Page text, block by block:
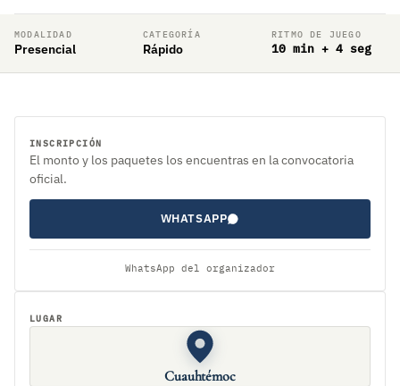
MODALIDAD
Presencial
CATEGORÍA
Rápido
RITMO DE JUEGO
10 min + 4 seg
INSCRIPCIÓN
El monto y los paquetes los encuentras en la convocatoria
oficial.
WHATSAPP
WhatsApp del organizador
LUGAR
Cuauhtémoc